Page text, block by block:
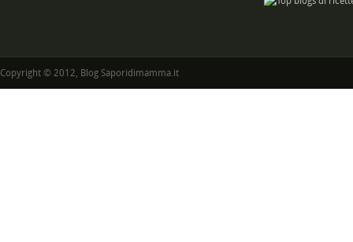
Copyright © 2012, Blog Saporidimamma.it